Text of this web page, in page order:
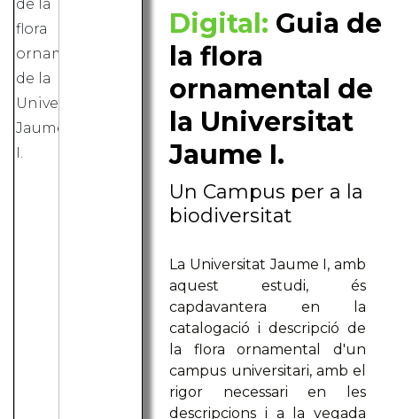
Digital: Guia de
la flora
ornamental de
la Universitat
Jaume I.
Un Campus per a la
biodiversitat
La Universitat Jaume I, amb
aquest estudi, és
capdavantera en la
catalogació i descripció de
la flora ornamental d'un
campus universitari, amb el
rigor necessari en les
descripcions i a la vegada